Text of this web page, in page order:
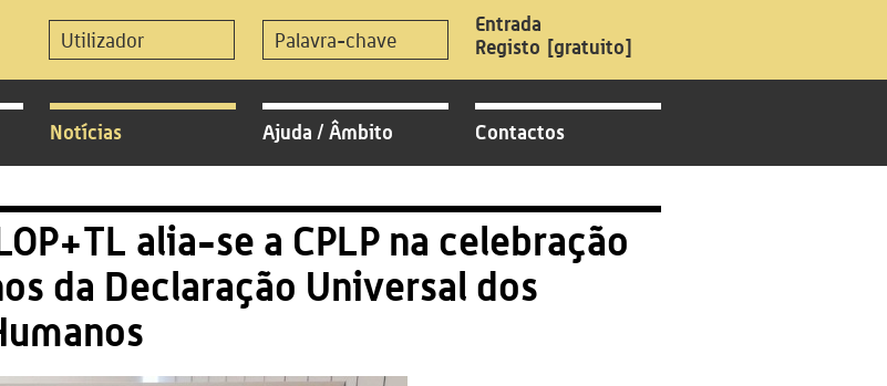
Registo [gratuito]
Notícias Ajuda / Âmbito Contactos
alia-se a CPLP na celebração
da Declaração Universal dos